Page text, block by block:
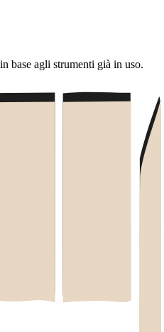
base agli strumenti già in uso.